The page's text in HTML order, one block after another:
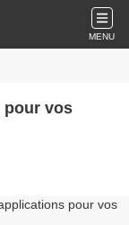
MENU
pour vos